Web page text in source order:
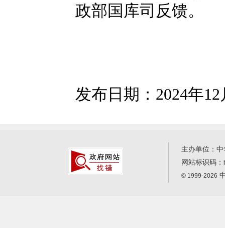
政部国库司反馈。
发布日期：2024年12
主办单位：
网站标识码：
© 1999-2026